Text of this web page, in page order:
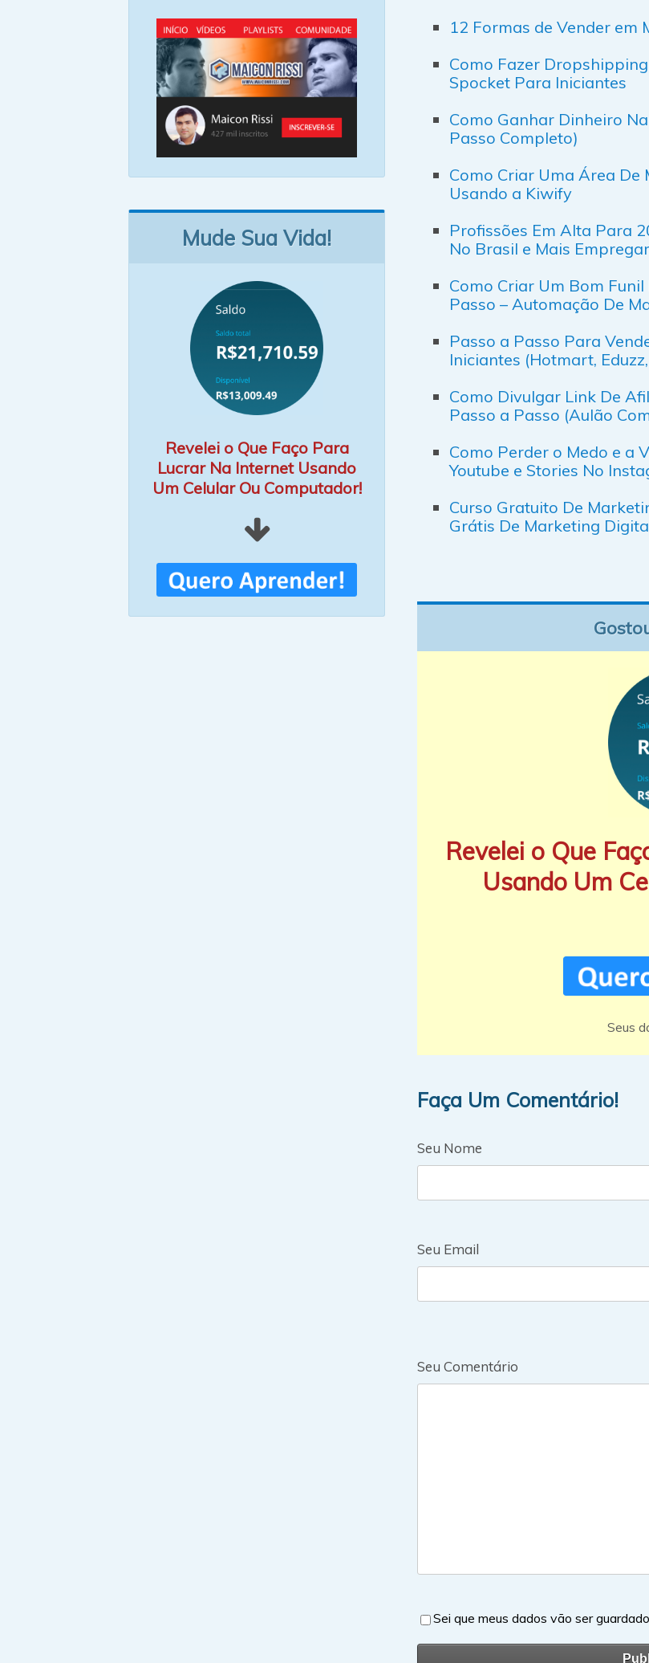
12 Formas de Vender em
Como Fazer
Spocket Para Iniciantes
Como Ganhar Dinheiro
Passo Completo)
Como Criar Uma Área
Usando a Kiwify
Profissões Em Alta Para
No Brasil e Mais
Como Criar Um Bom
Passo – Automação De
Passo a Passo Para
Iniciantes (Hotmart,
Como Divulgar Link De
Passo a Passo (Aulão
Como Perder o Medo e a
Youtube e Stories No
Curso Gratuito De
Grátis De Marketing
Revelei o Que
Usando Um
Seus
Faça Um Comentário!
Seu Nome
Seu Email
Seu Comentário
Sei que meus dados vão ser
Mude Sua Vida!
Revelei o Que Faço Para
Lucrar Na Internet Usando
Um Celular Ou Computador!